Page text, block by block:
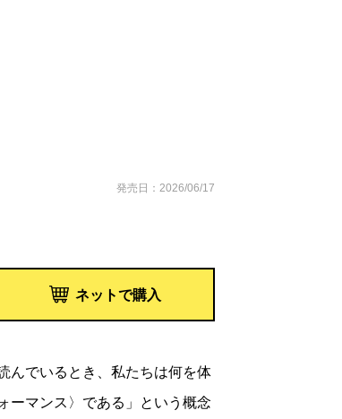
発売日：2026/06/17
ネットで購入
んでいるとき、私たちは何を体
ーマンス〉である」という概念